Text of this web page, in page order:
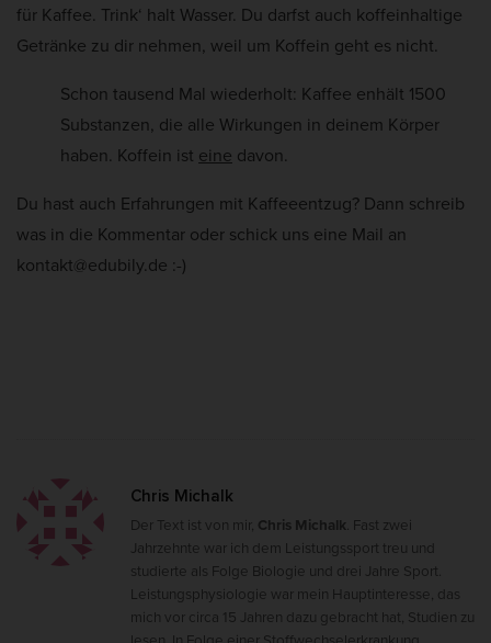
für Kaffee. Trink‘ halt Wasser. Du darfst auch koffeinhaltige
Getränke zu dir nehmen, weil um Koffein geht es nicht.
Schon tausend Mal wiederholt: Kaffee enhält 1500
Substanzen, die alle Wirkungen in deinem Körper
haben. Koffein ist eine davon.
Du hast auch Erfahrungen mit Kaffeeentzug? Dann schreib
was in die Kommentar oder schick uns eine Mail an
kontakt@edubily.de :-)
Chris Michalk
Der Text ist von mir, Chris Michalk. Fast zwei
Jahrzehnte war ich dem Leistungssport treu und
studierte als Folge Biologie und drei Jahre Sport.
Leistungsphysiologie war mein Hauptinteresse, das
mich vor circa 15 Jahren dazu gebracht hat, Studien zu